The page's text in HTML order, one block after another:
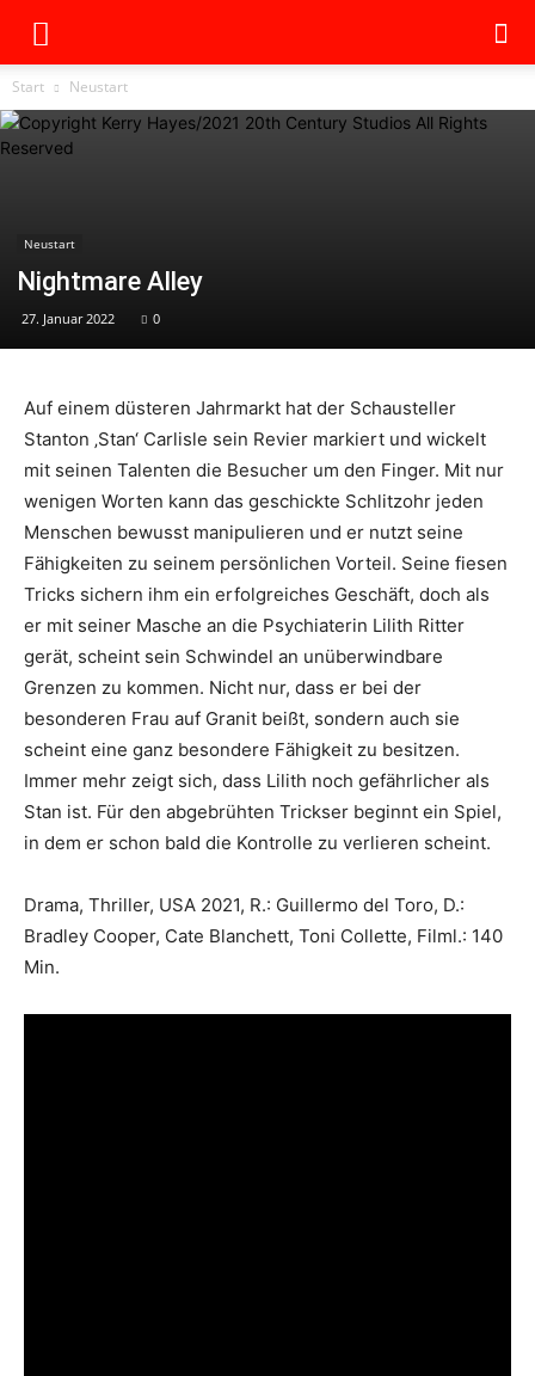
Start Neustart
Neustart
Nightmare Alley
27. Januar 2022 0
Auf einem düsteren Jahrmarkt hat der Schausteller
Stanton ‚Stan‘ Carlisle sein Revier markiert und wickelt
mit seinen Talenten die Besucher um den Finger. Mit nur
wenigen Worten kann das geschickte Schlitzohr jeden
Menschen bewusst manipulieren und er nutzt seine
Fähigkeiten zu seinem persönlichen Vorteil. Seine fiesen
Tricks sichern ihm ein erfolgreiches Geschäft, doch als
er mit seiner Masche an die Psychiaterin Lilith Ritter
gerät, scheint sein Schwindel an unüberwindbare
Grenzen zu kommen. Nicht nur, dass er bei der
besonderen Frau auf Granit beißt, sondern auch sie
scheint eine ganz besondere Fähigkeit zu besitzen.
Immer mehr zeigt sich, dass Lilith noch gefährlicher als
Stan ist. Für den abgebrühten Trickser beginnt ein Spiel,
in dem er schon bald die Kontrolle zu verlieren scheint.
Drama, Thriller, USA 2021, R.: Guillermo del Toro, D.:
Bradley Cooper, Cate Blanchett, Toni Collette, Filml.: 140
Min.